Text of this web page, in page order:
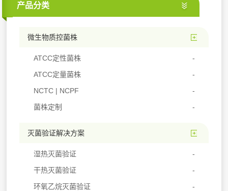
产品分类
微生物质控菌株
ATCC定性菌株
ATCC定量菌株
NCTC | NCPF
菌株定制
灭菌验证解决方案
湿热灭菌验证
干热灭菌验证
环氧乙烷灭菌验证